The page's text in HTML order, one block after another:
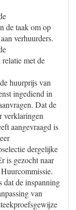
de taak om op
verhuurders.
met de
huurprijs van
ingediend in
Dat de
verklaringen
aangevraagd is
dergelijke
is gezocht naar
dat de inspanning
van